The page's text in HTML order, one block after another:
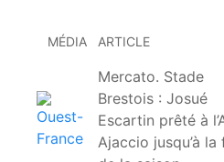
MÉDIA ARTICLE
Mercato. Stade
Brestois : Josué
Escartin prêté à
Ajaccio jusqu’à la